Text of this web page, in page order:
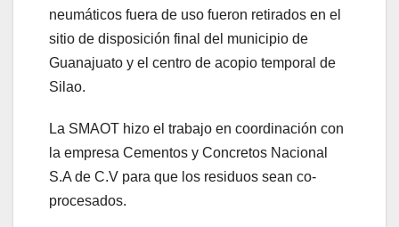
neumáticos fuera de uso fueron retirados en el
sitio de disposición final del municipio de
Guanajuato y el centro de acopio temporal de
Silao.
La SMAOT hizo el trabajo en coordinación con
la empresa Cementos y Concretos Nacional
S.A de C.V para que los residuos sean co-
procesados.